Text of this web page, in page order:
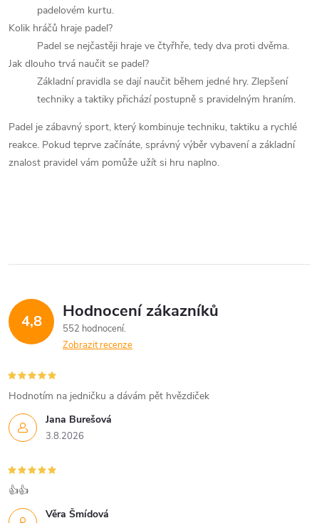
padelovém kurtu.
Kolik hráčů hraje padel?
Padel se nejčastěji hraje ve čtyřhře, tedy dva proti dvěma.
Jak dlouho trvá naučit se padel?
Základní pravidla se dají naučit během jedné hry. Zlepšení
techniky a taktiky přichází postupně s pravidelným hraním.
Padel je zábavný sport, který kombinuje techniku, taktiku a rychlé
reakce. Pokud teprve začínáte, správný výběr vybavení a základní
znalost pravidel vám pomůže užít si hru naplno.
4,8 Hodnocení zákazníků
552 hodnocení
Zobrazit recenze
Jana Burešová
3.8.2026
Hodnotím na jedničku a dávám pět hvězdiček
Věra Šmídová
👍👍